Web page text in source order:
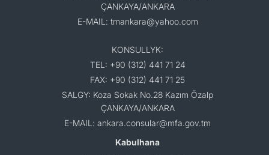
ÇANKAYA/ANKARA
E-MAIL: tmankara@yahoo.com
KONSULLYK:
TEL: +90 (312) 441 71 24
FAX: +90 (312) 441 71 25
SALGY: Koza Sokak No.28 Kazım Özalp
ÇANKAYA/ANKARA
E-MAIL: ankara.consular@mfa.gov.tm
Kabulhana